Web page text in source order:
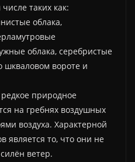
таких как:
облака,
облака, серебристые
шкваловом вороте и
природное
на гребнях воздушных
воздуха. Характерной
является то, что они не
ветер.